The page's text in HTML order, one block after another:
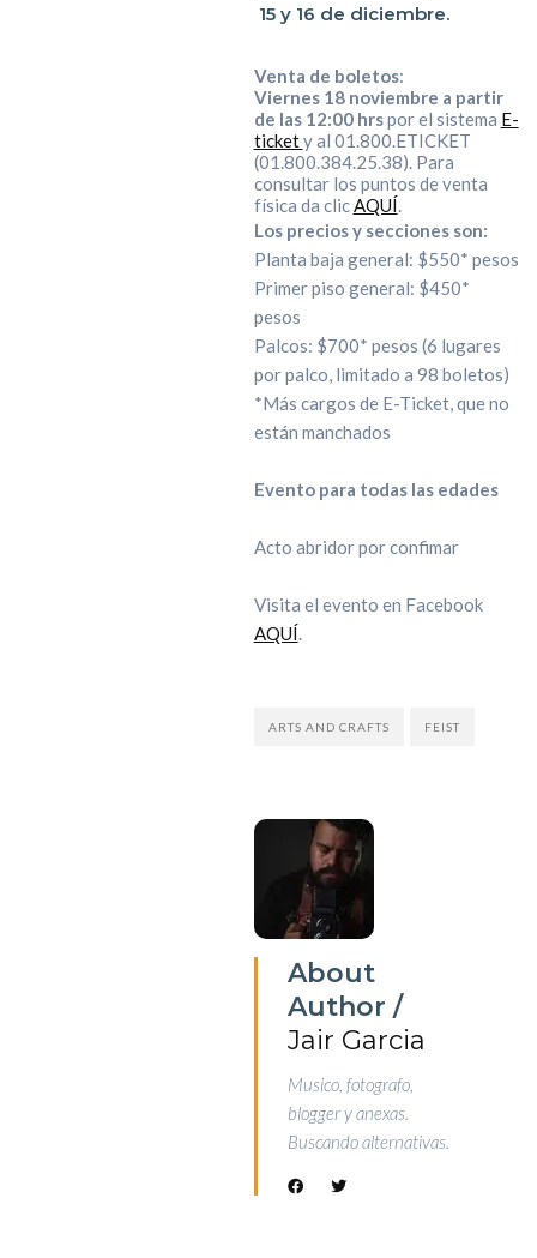
15 y 16 de diciembre.
Venta de boletos:
Viernes 18 noviembre a partir
de las 12:00 hrspor el sistema E-
tickety al 01.800.ETICKET
(01.800.384.25.38). Para
consultar los puntos de venta
física da clicAQUÍ.
Los precios y secciones son:
Planta baja general: $550* pesos
Primer piso general: $450*
pesos
Palcos: $700* pesos (6 lugares
por palco, limitado a 98 boletos)
*Más cargos de E-Ticket, que no
están manchados
Evento para todas las edades
Acto abridor por confimar
Visita el evento en Facebook
AQUÍ.
ARTS AND CRAFTS FEIST
About
Author /
Jair Garcia
Musico, fotografo,
blogger y anexas.
Buscando alternativas.